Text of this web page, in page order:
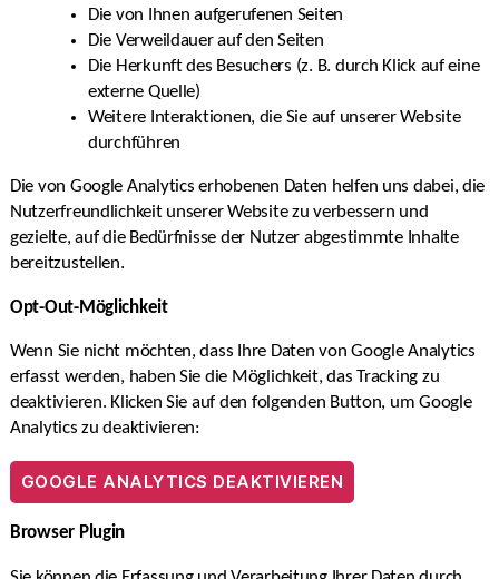
Die von Ihnen aufgerufenen Seiten
Die Verweildauer auf den Seiten
Die Herkunft des Besuchers (z. B. durch Klick auf eine
externe Quelle)
Weitere Interaktionen, die Sie auf unserer Website
durchführen
Die von Google Analytics erhobenen Daten helfen uns dabei, die
Nutzerfreundlichkeit unserer Website zu verbessern und
gezielte, auf die Bedürfnisse der Nutzer abgestimmte Inhalte
bereitzustellen.
Opt-Out-Möglichkeit
Wenn Sie nicht möchten, dass Ihre Daten von Google Analytics
erfasst werden, haben Sie die Möglichkeit, das Tracking zu
deaktivieren. Klicken Sie auf den folgenden Button, um Google
Analytics zu deaktivieren:
GOOGLE ANALYTICS DEAKTIVIEREN
Browser Plugin